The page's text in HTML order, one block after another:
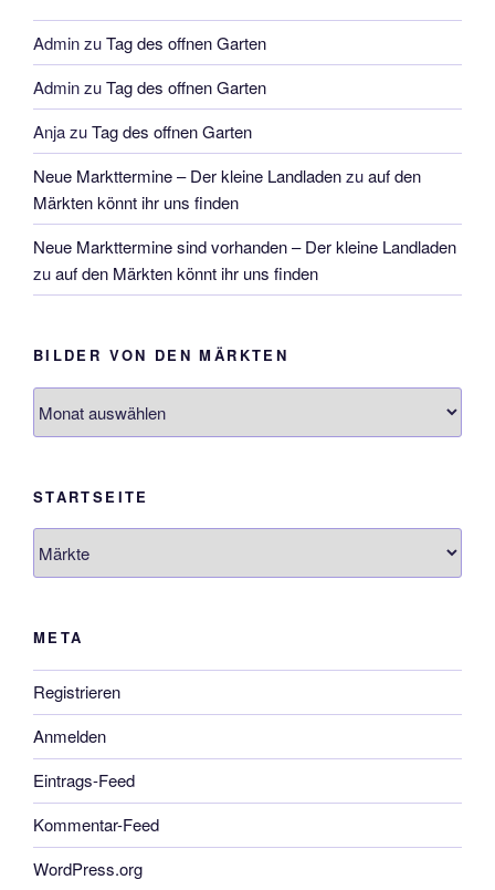
AdminzuTag des offnen Garten
AdminzuTag des offnen Garten
AnjazuTag des offnen Garten
Neue Markttermine – Der kleine Landladenzuauf den
Märkten könnt ihr uns finden
Neue Markttermine sind vorhanden – Der kleine Landladen
zuauf den Märkten könnt ihr uns finden
BILDER VON DEN MÄRKTEN
von
STARTSEITE
META
Registrieren
Anmelden
Eintrags-Feed
Kommentar-Feed
WordPress.org